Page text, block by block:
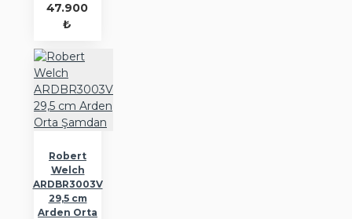
47.900
₺
Robert
Welch
ARDBR3003V
29,5 cm
Arden Orta